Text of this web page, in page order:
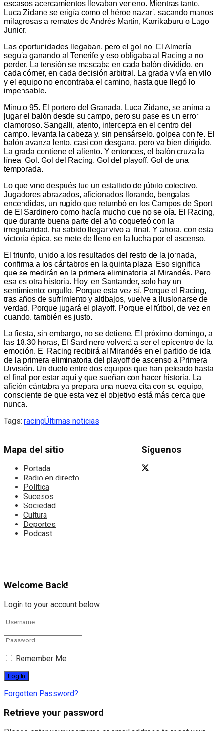
escasos acercamientos llevaban veneno. Mientras tanto,
Luca Zidane se erigía como el héroe nazarí, sacando manos
milagrosas a remates de Andrés Martín, Karrikaburu o Lago
Junior.
Las oportunidades llegaban, pero el gol no. El Almería
seguía ganando al Tenerife y eso obligaba al Racing a no
perder. La tensión se mascaba en cada balón dividido, en
cada córner, en cada decisión arbitral. La grada vivía en vilo
y el equipo no encontraba el camino, hasta que llegó lo
impensable.
Minuto 95. El portero del Granada, Luca Zidane, se anima a
jugar el balón desde su campo, pero su pase es un error
clamoroso. Sangalli, atento, intercepta en el centro del
campo, levanta la cabeza y, sin pensárselo, golpea con fe. El
balón avanza lento, casi con desgana, pero va bien dirigido.
La grada contiene el aliento. Y entonces, el balón cruza la
línea. Gol. Gol del Racing. Gol del playoff. Gol de una
temporada.
Lo que vino después fue un estallido de júbilo colectivo.
Jugadores abrazados, aficionados llorando, bengalas
encendidas, un rugido que retumbó en los Campos de Sport
de El Sardinero como hacía mucho que no se oía. El Racing,
que durante buena parte del año coqueteó con la
irregularidad, ha sabido llegar vivo al final. Y ahora, con esta
victoria épica, se mete de lleno en la lucha por el ascenso.
El triunfo, unido a los resultados del resto de la jornada,
confirma a los cántabros en la quinta plaza. Eso significa
que se medirán en la primera eliminatoria al Mirandés. Pero
esa es otra historia. Hoy, en Santander, solo hay un
sentimiento: orgullo. Porque esta vez sí. Porque el Racing,
tras años de sufrimiento y altibajos, vuelve a ilusionarse de
verdad. Porque jugará el playoff. Porque el fútbol, de vez en
cuando, también es justo.
La fiesta, sin embargo, no se detiene. El próximo domingo, a
las 18.30 horas, El Sardinero volverá a ser el epicentro de la
emoción. El Racing recibirá al Mirandés en el partido de ida
de la primera eliminatoria del playoff de ascenso a Primera
División. Un duelo entre dos equipos que han peleado hasta
el final por estar aquí y que sueñan con hacer historia. La
afición cántabra ya prepara una nueva cita con su equipo,
consciente de que esta vez el objetivo está más cerca que
nunca.
Tags: racingÚltimas noticias
Mapa del sitio
Portada
Radio en directo
Política
Sucesos
Sociedad
Cultura
Deportes
Podcast
Síguenos
Welcome Back!
Login to your account below
Remember Me
Forgotten Password?
Retrieve your password